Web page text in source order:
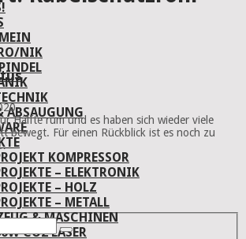
NIK
ABSAUGUNG
KOMPRESSOR
– ELEKTRONIK
– HOLZ
– METALL
& MASCHINEN
CO2 LASER
Hälfte rum und es haben sich wieder viele
bewegt. Für einen Rückblick ist es noch zu